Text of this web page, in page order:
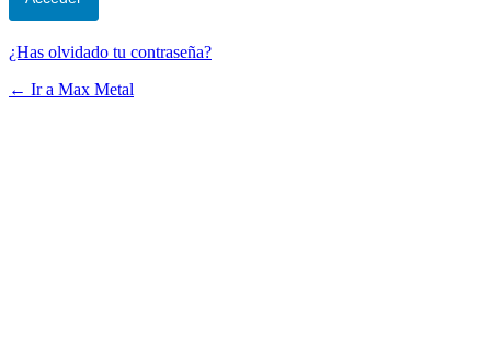
¿Has olvidado tu contraseña?
← Ir a Max Metal